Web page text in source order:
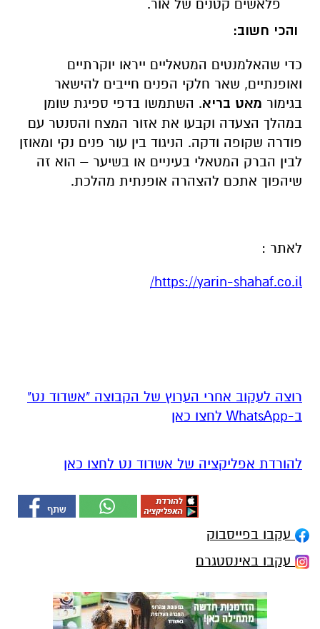
פלאשים קטנים של אור.
והכי חשוב:
כדי שהאלמנטים המטאליים ייראו יוקרתיים
ואופנתיים, שאר חלקי הפנים חייבים להישאר
בגימור מאט בריא. השתמשו בדפי ספיגת שומן
במהלך הצעדה וקבעו את אזור המצח והסנטר עם
פודרה שקופה ודקה. הניגוד בין עור פנים נקי ומאוזן
לבין הברק המטאלי בעיניים או בשיער – הוא זה
שיהפוך אתכם להצהרה אופנתית מהלכת.
לאתר :
https://yarin-shahaf.co.il
/
רוצה לעקוב אחרי הערוץ של הקבוצה "אשדוד נט"
ב-WhatsApp לחצו כאן
להורדת אפליקציה של אשדוד נט לחצו כאן
עקבו בפייסבוק
עקבו באינסטגרם